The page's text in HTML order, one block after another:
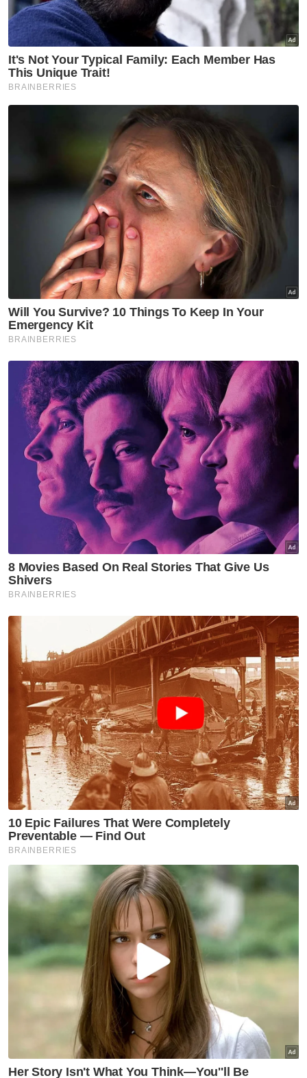
DOSM ukur kos sebenar jaga OKU, pesakit
Warga emas 86 tahun kayuh beca, bawa isteri lihat
PM depan mata
Dua beranak bergelut kanser, hidup saling
bergantung
"Saya sendiri agak terkejut apabila
dimaklumkan ada peserta memperoleh
pendapatan sebanyak itu.
"Ini menunjukkan permintaan terhadap
penjaga warga emas yang mempunyai
latihan semakin tinggi," katanya.
Dalam pada itu, beliau mengakui terdapat
kebimbangan apabila tenaga mahir yang
dilatih di Perak memilih untuk berkhidmat di
negeri lain.
Berita Telus & Tulus menerusi E-Mel setiap
Jelasnya, kerajaan negeri sedang
memperhalusi mekanisme terbaik bagi
memastikan bakat yang dilahirkan dapat
terus menyumbang kepada keperluan
penjagaan warga emas di Perak.
Selain itu, beliau berkata, kerajaan negeri
turut memberi tumpuan kepada
pembangunan keusahawanan berasaskan
perusahaan sosial (social enterprise) dalam
bidang penjagaan warga emas.
Muat turun aplikasi Sinar Harian.Klik di sini!
Kerajaan Perak
Blueprint